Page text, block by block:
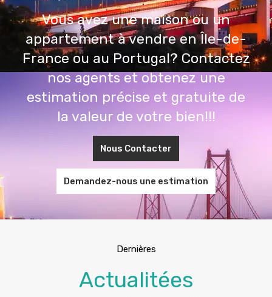
Vous avez une maison ou un
appartement à vendre en Île-de-
France ou au Portugal? Contactez
nos agents et obtenez une
estimation précise et gratuite de
la valeur de votre bien!!!
Nous Contacter
Demandez-nous une estimation
Dernières
Actualitées